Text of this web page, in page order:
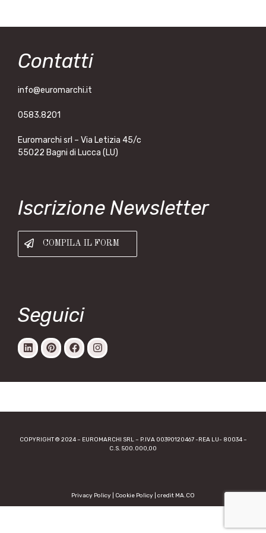
Contatti
info@euromarchi.it
0583.8201
Euromarchi srl – Via Letizia 45/c
55022 Bagni di Lucca (LU)
Iscrizione Newsletter
COMPILA IL FORM
Seguici
COPYRIGHT © 2024 – EUROMARCHI SRL – P.IVA 00390120467 -REA LU- 80034 –
C.S. 500.000,00
Privacy Policy Cookie Policy credit MA.CO